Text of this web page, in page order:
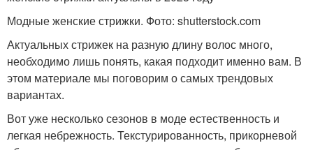
Модные женские стрижки. Фото: shutterstock.com
Актуальных стрижек на разную длину волос много,
необходимо лишь понять, какая подходит именно вам. В
этом материале мы поговорим о самых трендовых
вариантах.
Вот уже несколько сезонов в моде естественность и
легкая небрежность. Текстурированность, прикорневой